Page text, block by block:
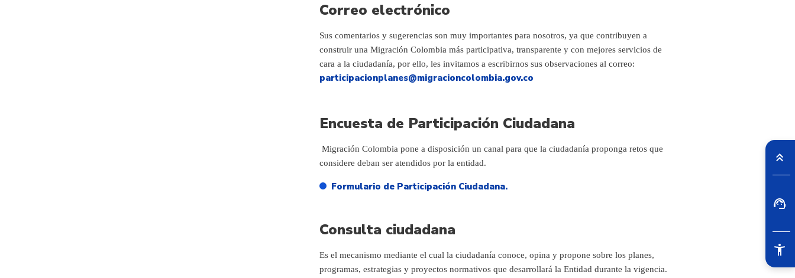
Correo electrónico
Sus comentarios y sugerencias son muy importantes para nosotros, ya que contribuyen a
construir una Migración Colombia más participativa, transparente y con mejores servicios de
cara a la ciudadanía, por ello, les invitamos a escribirnos sus observaciones al correo:
participacionplanes@migracioncolombia.gov.co
Encuesta de Participación Ciudadana
Migración Colombia pone a disposición un canal para que la ciudadanía proponga retos que
considere deban ser atendidos por la entidad.
Formulario de Participación Ciudadana.
Consulta ciudadana
Es el mecanismo mediante el cual la ciudadanía conoce, opina y propone sobre los planes,
programas, estrategias y proyectos normativos que desarrollará la Entidad durante la vigencia.